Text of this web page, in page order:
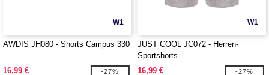
W1
AWDIS JH080 - Shorts Campus 330
16,99 € -27%
W1
JUST COOL JC072 - Herren-
Sportshorts
16,99 €
-27%